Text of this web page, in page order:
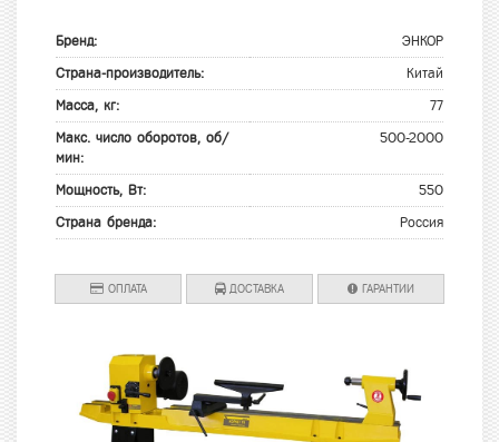
Бренд: ЭНКОР
Страна-производитель: Китай
Масса, кг: 77
Макс. число оборотов, об/
мин:
500-2000
Мощность, Вт: 550
Страна бренда: Россия
ОПЛАТА ДОСТАВКА ГАРАНТИИ